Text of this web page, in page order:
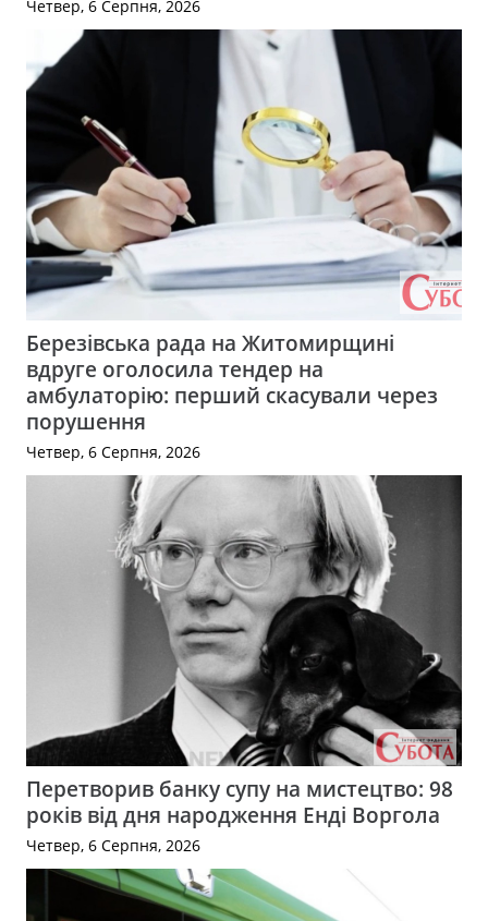
Четвер, 6 Серпня, 2026
Березівська рада на Житомирщині
вдруге оголосила тендер на
амбулаторію: перший скасували через
порушення
Четвер, 6 Серпня, 2026
Перетворив банку супу на мистецтво: 98
років від дня народження Енді Воргола
Четвер, 6 Серпня, 2026